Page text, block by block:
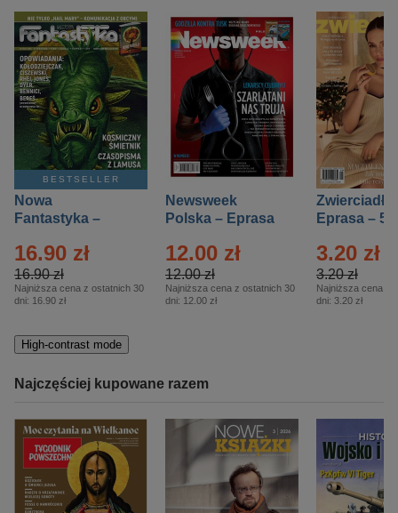
BESTSELLER
Nowa
Fantastyka –
16.90 zł
16.90 zł
Najniższa cena z ostatnich 30
dni: 16.90 zł
Newsweek
Polska – Eprasa
12.00 zł
12.00 zł
Najniższa cena z ostatnich 30
dni: 12.00 zł
Zwierciadło
Eprasa – 5/
3.20 zł
3.20 zł
Najniższa cena z
dni: 3.20 zł
High-contrast mode
Najczęściej kupowane razem